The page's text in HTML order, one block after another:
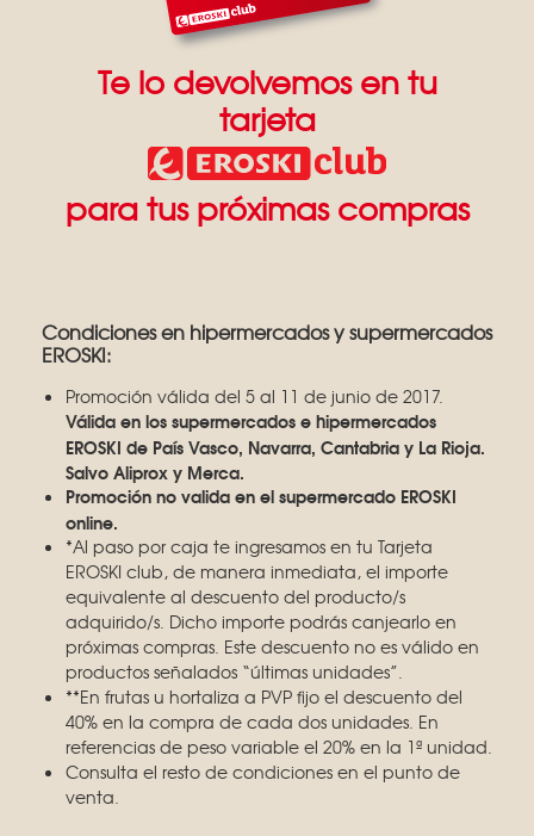
Te lo devolvemos en tu
tarjeta
para tus próximas compras
Condiciones en hipermercados y supermercados
EROSKI:
Promoción válida del 5 al 11 de junio de 2017.
Válida en los supermercados e hipermercados
EROSKI de País Vasco, Navarra, Cantabria y La Rioja.
Salvo Aliprox y Merca.
Promoción no valida en el supermercado EROSKI
online.
*Al paso por caja te ingresamos en tu Tarjeta
EROSKI club, de manera inmediata, el importe
equivalente al descuento del producto/s
adquirido/s. Dicho importe podrás canjearlo en
próximas compras. Este descuento no es válido en
productos señalados “últimas unidades”.
**En frutas u hortaliza a PVP fijo el descuento del
40% en la compra de cada dos unidades. En
referencias de peso variable el 20% en la 1ª unidad.
Consulta el resto de condiciones en el punto de
venta.